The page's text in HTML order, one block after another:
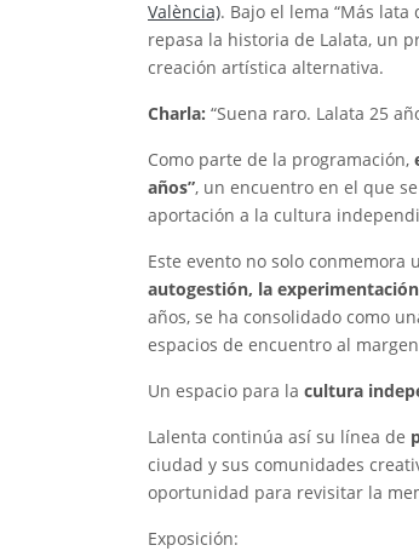
València). Bajo el lema “Más
repasa la historia de Lalata, un
creación artística alternativa.
Charla: “Suena raro. Lalata 25
Como parte de la programación,
años”, un encuentro en el que
aportación a la cultura
Este evento no solo
autogestión, la
años, se ha consolidado como
espacios de encuentro al
Un espacio para la cultura
Lalenta continúa así su línea de
ciudad y sus comunidades
oportunidad para revisitar la
Exposición: